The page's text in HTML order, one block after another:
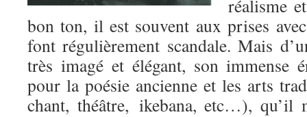
réalisme
bon ton, il est souvent aux prises
font régulièrement scandale. Mais
très imagé et élégant, son immense
pour la poésie ancienne et les arts
chant, théâtre, ikebana, etc…), qu’il